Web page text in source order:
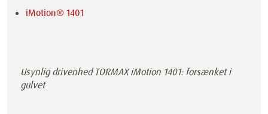
iMotion® 1401
Usynlig drivenhed TORMAX iMotion 1401: forsænket i
gulvet